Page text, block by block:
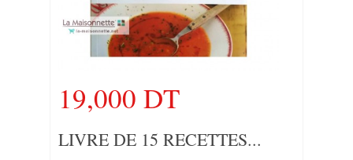
19,000 DT
LIVRE DE 15 RECETTES...